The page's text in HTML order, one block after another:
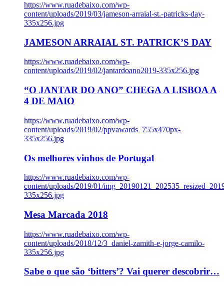
https://www.ruadebaixo.com/wp-
content/uploads/2019/03/jameson-arraial-st.-patricks-day-
335x256.jpg
JAMESON ARRAIAL ST. PATRICK’S DAY
https://www.ruadebaixo.com/wp-
content/uploads/2019/02/jantardoano2019-335x256.jpg
“O JANTAR DO ANO” CHEGA A LISBOA A
4 DE MAIO
https://www.ruadebaixo.com/wp-
content/uploads/2019/02/ppvawards_755x470px-
335x256.jpg
Os melhores vinhos de Portugal
https://www.ruadebaixo.com/wp-
content/uploads/2019/01/
335x256.jpg
Mesa Marcada 2018
https://www.ruadebaixo.com/wp-
content/uploads/2018/12/3_daniel-zamith-e-jorge-camilo-
335x256.jpg
Sabe o que são ‘bitters’? Vai querer descobrir…